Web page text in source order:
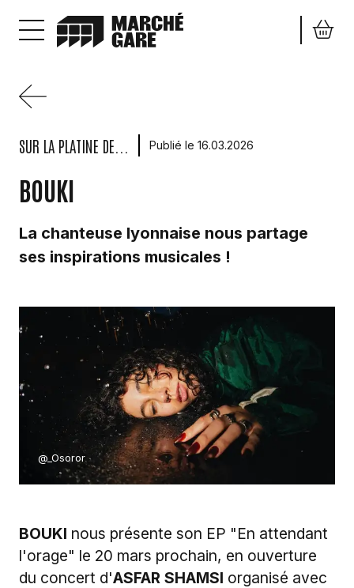
SUR LA PLATINE DE... Publié le 16.03.2026
BOUKI
La chanteuse lyonnaise nous partage
ses inspirations musicales !
@_Osoror
BOUKI nous présente son EP "En attendant
l'orage" le 20 mars prochain, en ouverture
du concert d'ASFAR SHAMSI organisé avec